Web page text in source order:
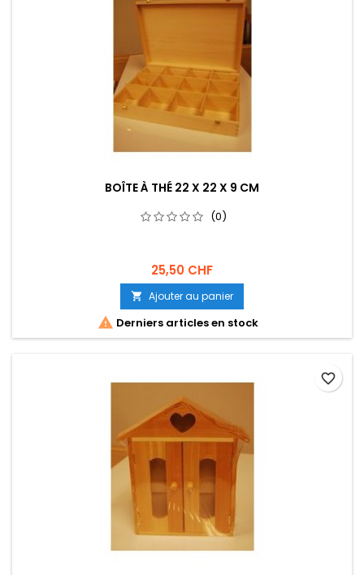
BOÎTE À THÉ 22 X 22 X 9 CM
(0)
25,50 CHF
 Ajouter au panier
 Derniers articles en stock
favorite_border